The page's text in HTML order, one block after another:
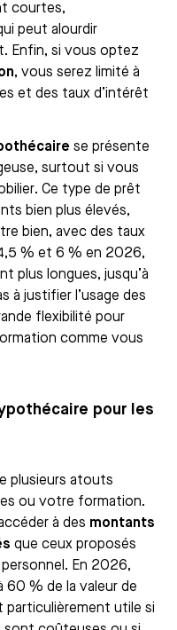
courtes,
peut alourdir
Enfin, si vous optez
, vous serez limité à
et des taux d’intérêt
se présente
surtout si vous
Ce type de prêt
bien plus élevés,
bien, avec des taux
% et 6 % en 2026,
plus longues, jusqu’à
à justifier l’usage des
flexibilité pour
comme vous
pour les
plusieurs atouts
ou votre formation.
à des montants
que ceux proposés
En 2026,
60 % de la valeur de
particulièrement utile si